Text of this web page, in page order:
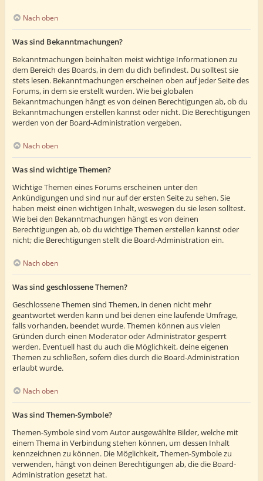
Nach oben
Was sind Bekanntmachungen?
Bekanntmachungen beinhalten meist wichtige Informationen zu
dem Bereich des Boards, in dem du dich befindest. Du solltest sie
stets lesen. Bekanntmachungen erscheinen oben auf jeder Seite des
Forums, in dem sie erstellt wurden. Wie bei globalen
Bekanntmachungen hängt es von deinen Berechtigungen ab, ob du
Bekanntmachungen erstellen kannst oder nicht. Die Berechtigungen
werden von der Board-Administration vergeben.
Nach oben
Was sind wichtige Themen?
Wichtige Themen eines Forums erscheinen unter den
Ankündigungen und sind nur auf der ersten Seite zu sehen. Sie
haben meist einen wichtigen Inhalt, weswegen du sie lesen solltest.
Wie bei den Bekanntmachungen hängt es von deinen
Berechtigungen ab, ob du wichtige Themen erstellen kannst oder
nicht; die Berechtigungen stellt die Board-Administration ein.
Nach oben
Was sind geschlossene Themen?
Geschlossene Themen sind Themen, in denen nicht mehr
geantwortet werden kann und bei denen eine laufende Umfrage,
falls vorhanden, beendet wurde. Themen können aus vielen
Gründen durch einen Moderator oder Administrator gesperrt
werden. Eventuell hast du auch die Möglichkeit, deine eigenen
Themen zu schließen, sofern dies durch die Board-Administration
erlaubt wurde.
Nach oben
Was sind Themen-Symbole?
Themen-Symbole sind vom Autor ausgewählte Bilder, welche mit
einem Thema in Verbindung stehen können, um dessen Inhalt
kennzeichnen zu können. Die Möglichkeit, Themen-Symbole zu
verwenden, hängt von deinen Berechtigungen ab, die die Board-
Administration gesetzt hat.